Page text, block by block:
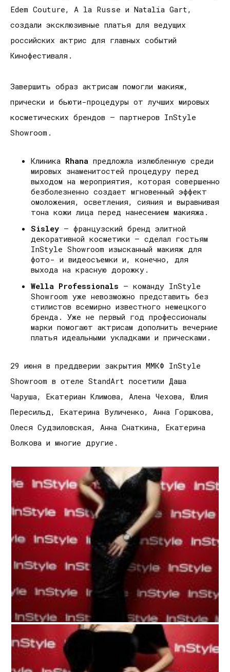
Edem Couture, A la Russe и Natalia Gart,
создали эксклюзивные платья для ведущих
российских актрис для главных событий
Кинофестиваля.
Завершить образ актрисам помогли макияж,
прически и бьюти-процедуры от лучших мировых
косметических брендов – партнеров InStyle
Showroom.
Клиника Rhana предложла излюбленную среди
мировых знаменитостей процедуру перед
выходом на мероприятия, которая совершенно
безболезненно создает мгновенный эффект
омоложения, осветления, сияния и выравнивая
тона кожи лица перед нанесением макияжа.
Sisley – французский бренд элитной
декоративной косметики – сделал гостьям
InStyle Showroom изысканный макияж для
фото- и видеосъемки и, конечно, для
выхода на красную дорожку.
Wella Professionals – команду InStyle
Showroom уже невозможно представить без
стилистов всемирно известного немецкого
бренда. Уже не первый год профессионалы
марки помогают актрисам дополнить вечерние
платья идеальными укладками и прическами.
29 июня в преддверии закрытия ММКФ InStyle
Showroom в отеле StandArt посетили Даша
Чаруша, Екатериан Климова, Алена Чехова, Юлия
Пересильд, Екатерина Вуличенко, Анна Горшкова,
Олеся Судзиловская, Анна Снаткина, Екатерина
Волкова и многие другие.